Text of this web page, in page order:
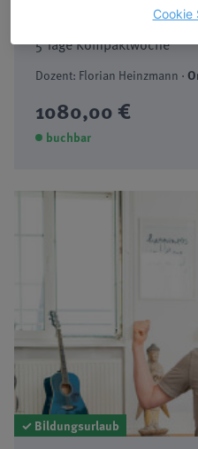
Ausbildung zur/m
5 Tage Kompaktwoche
Dozent: Florian Heinzmann ·
1080,00 €
buchbar
✓ Bildungsurlaub
Cookie